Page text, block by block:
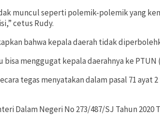
muncul seperti polemik-polemik yang
cetus Rudy.
bahwa kepala daerah tidak
menggugat kepala daerahnya ke PTUN
tegas menyatakan dalam pasal 71
Dalam Negeri No 273/487/SJ Tahun